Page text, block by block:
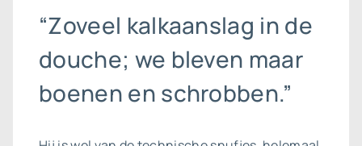
“Zoveel kalkaanslag in de
douche; we bleven maar
boenen en schrobben.”